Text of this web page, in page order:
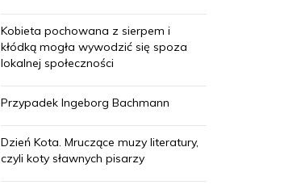
Kobieta pochowana z sierpem i
kłódką mogła wywodzić się spoza
lokalnej społeczności
Przypadek Ingeborg Bachmann
Dzień Kota. Mruczące muzy literatury,
czyli koty sławnych pisarzy